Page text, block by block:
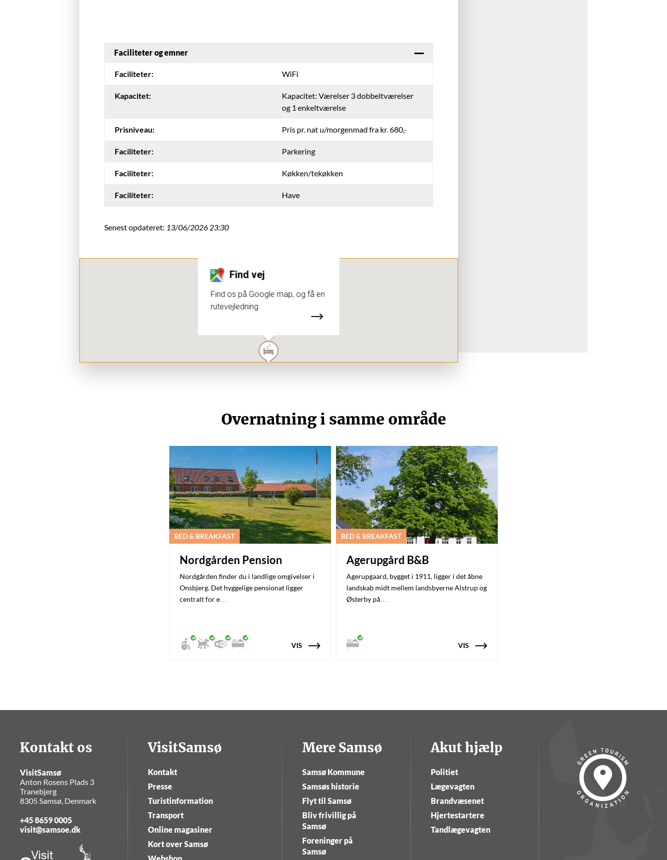
Faciliteter og emner
Faciliteter: WiFi
Kapacitet:
Kapacitet: Værelser 3 dobbeltværelser
og 1 enkeltværelse
Prisniveau: Pris pr. nat u/morgenmad fra kr. 680,-
Faciliteter: Parkering
Faciliteter: Køkken/tekøkken
Faciliteter: Have
Senest opdateret: 13/06/2026 23:30
Find vej
Find os på Google map, og få en
rutevejledning.
Overnatning i samme område
BED & BREAKFAST
Nordgården Pension
Nordgården finder du i landlige omgivelser i
Onsbjerg. Det hyggelige pensionat ligger
centralt for e…
VIS
BED & BREAKFAST
Agerupgård B&B
Agerupgaard, bygget i 1911, ligger i det åbne
landskab midt mellem landsbyerne Alstrup og
Østerby på…
VIS
Kontakt os
VisitSamsø
Anton Rosens Plads 3
Tranebjerg
8305 Samsø, Denmark
+45 8659 0005
visit@samsoe.dk
VisitSamsø
Kontakt
Presse
Turistinformation
Transport
Online magasiner
Kort over Samsø
Mere Samsø
Samsø Kommune
Samsøs historie
Flyt til Samsø
Bliv frivillig på
Samsø
Foreninger på
Samsø
Akut hjælp
Politiet
Lægevagten
Brandvæsenet
Hjertestartere
Tandlægevagten